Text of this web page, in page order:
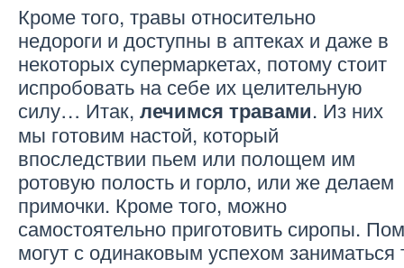
Кроме того, травы относительно
недороги и доступны в аптеках и даже в
некоторых супермаркетах, потому стоит
испробовать на себе их целительную
силу… Итак, лечимся травами. Из них
мы готовим настой, который
впоследствии пьем или полощем им
ротовую полость и горло, или же делаем
примочки. Кроме того, можно
самостоятельно приготовить сиропы.
могут с одинаковым успехом